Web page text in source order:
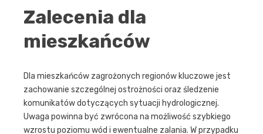
Zalecenia dla
mieszkańców
Dla mieszkańców zagrożonych regionów kluczowe jest
zachowanie szczególnej ostrożności oraz śledzenie
komunikatów dotyczących sytuacji hydrologicznej.
Uwaga powinna być zwrócona na możliwość szybkiego
wzrostu poziomu wód i ewentualne zalania. W przypadku